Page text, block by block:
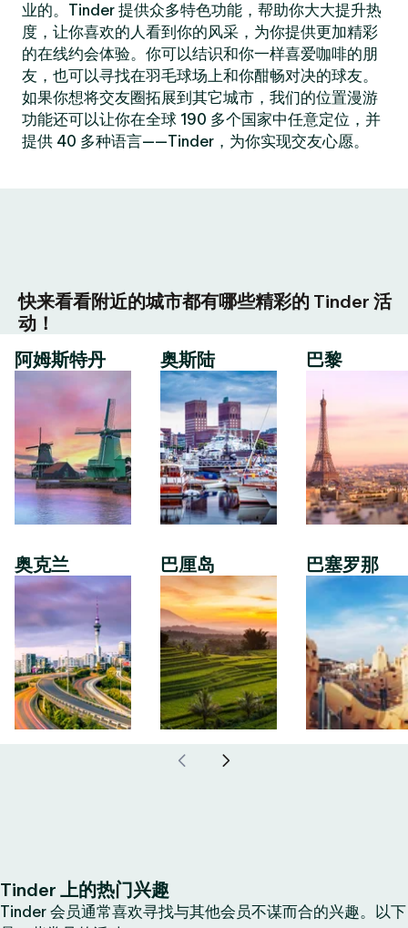
业的。Tinder 提供众多特色功能，帮助你大大提升热
度，让你喜欢的人看到你的风采，为你提供更加精彩
的在线约会体验。你可以结识和你一样喜爱咖啡的朋
友，也可以寻找在羽毛球场上和你酣畅对决的球友。
如果你想将交友圈拓展到其它城市，我们的位置漫游
功能还可以让你在全球 190 多个国家中任意定位，并
提供 40 多种语言——Tinder，为你实现交友心愿。
快来看看附近的城市都有哪些精彩的 Tinder 活
动！
阿姆斯特丹
奥克兰
奥斯陆
巴厘岛
巴黎
巴塞罗那
Tinder 上的热门兴趣
Tinder 会员通常喜欢寻找与其他会员不谋而合的兴趣。以下